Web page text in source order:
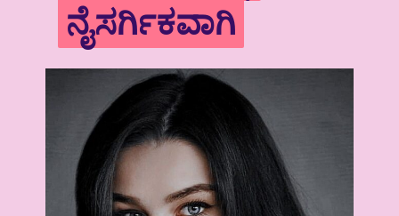
ನೈಸರ್ಗಿಕವಾಗಿ
ನೈಸರ್ಗಿಕವಾಗಿ